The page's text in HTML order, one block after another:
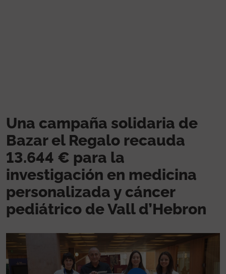
Una campaña solidaria de
Bazar el Regalo recauda
13.644 € para la
investigación en medicina
personalizada y cáncer
pediátrico de Vall d’Hebron